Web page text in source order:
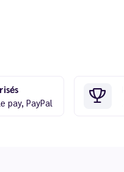
pay, PayPal